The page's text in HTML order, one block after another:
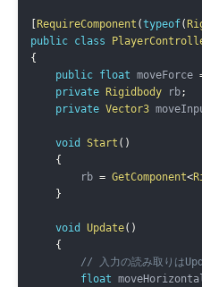
RequireComponent (typeof(
public class
{
public float moveForce
private
Rigidbody rb;
private Vector3
void Start ( )
{
        rb
= GetComponent<
}
void Update( )
{
// 入力の読み取りは
float